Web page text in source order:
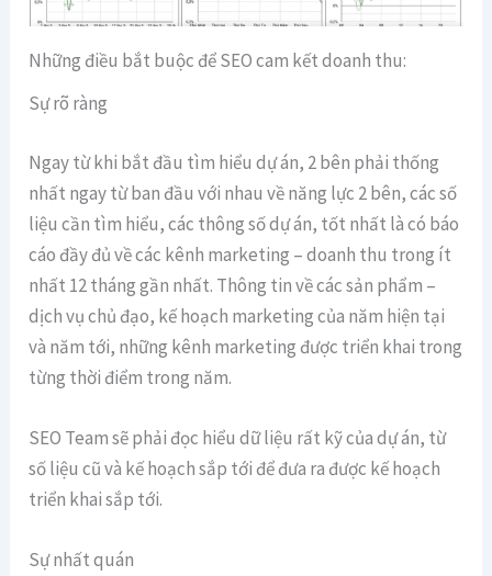
Những điều bắt buộc để SEO cam kết doanh thu:
Sự rõ ràng
Ngay từ khi bắt đầu tìm hiểu dự án, 2 bên phải thống
nhất ngay từ ban đầu với nhau về năng lực 2 bên, các số
liệu cần tìm hiểu, các thông số dự án, tốt nhất là có báo
cáo đầy đủ về các kênh marketing – doanh thu trong ít
nhất 12 tháng gần nhất. Thông tin về các sản phẩm –
dịch vụ chủ đạo, kế hoạch marketing của năm hiện tại
và năm tới, những kênh marketing được triển khai trong
từng thời điểm trong năm.
SEO Team sẽ phải đọc hiểu dữ liệu rất kỹ của dự án, từ
số liệu cũ và kế hoạch sắp tới để đưa ra được kế hoạch
triển khai sắp tới.
Sự nhất quán